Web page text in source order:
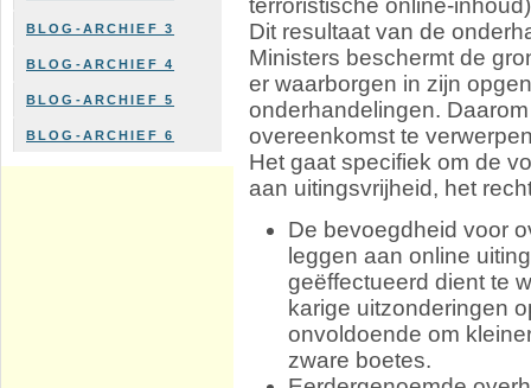
BLOG-ARCHIEF 3
BLOG-ARCHIEF 4
BLOG-ARCHIEF 5
BLOG-ARCHIEF 6
Dit resultaat van de
Ministers beschermt de
er waarborgen in zijn
onderhandelingen.
overeenkomst te
Het gaat specifiek om de
aan uitingsvrijheid, het
De bevoegdheid voor
leggen aan online
geëffectueerd dient te
karige uitzonderingen
onvoldoende om
zware boetes.